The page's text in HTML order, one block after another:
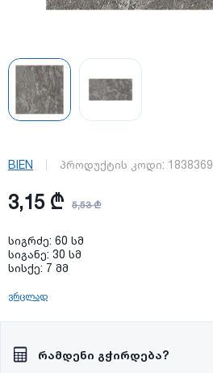
BIEN პროდუქტის კოდი: 1838369
3,15 ₾ 5,53 ₾
სიგრძე: 60 სმ
სიგანე: 30 სმ
სისქე: 7 მმ
ვრცლად
რამდენი გჭირდება?